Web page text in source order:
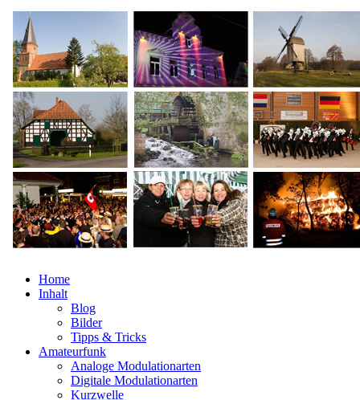
Home
Inhalt
Blog
Bilder
Tipps & Tricks
Amateurfunk
Analoge Modulationarten
Digitale Modulationarten
Kurzwelle